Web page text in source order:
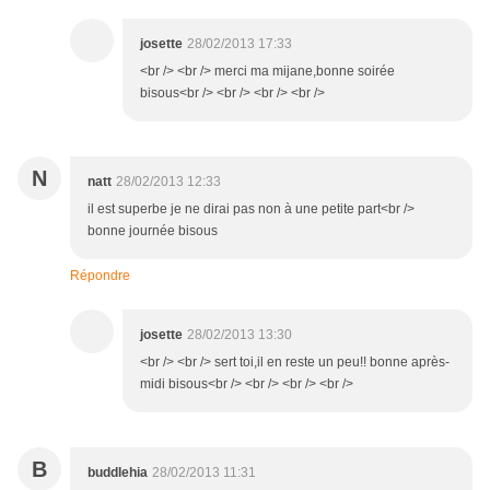
josette 28/02/2013 17:33
<br /> <br /> merci ma mijane,bonne soirée
bisous<br /> <br /> <br /> <br />
N natt 28/02/2013 12:33
il est superbe je ne dirai pas non à une petite part<br />
bonne journée bisous
Répondre
josette 28/02/2013 13:30
<br /> <br /> sert toi,il en reste un peu!! bonne après-
midi bisous<br /> <br /> <br /> <br />
B buddlehia 28/02/2013 11:31